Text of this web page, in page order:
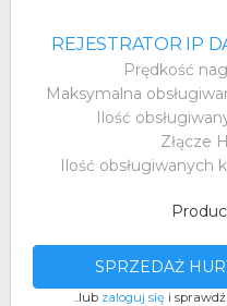
REJESTRATOR IP
Prędkość
Maksymalna
Ilość
Złącze
Ilość obsługiwanych
SPRZEDAŻ
..lub zaloguj się i